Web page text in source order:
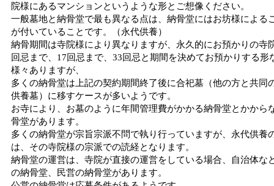
院様にあるマンションというような形とご想像ください。
一般墓地と納骨堂で最も異なる点は、納骨堂にはお坊様による
が付いていることです。（永代供養）
納骨期間は寺院様により異なりますが、永久的にお預かりの寺
回忌まで、17回忌まで、33回忌と期間を決めてお預かりする形
様々ありますが、
多くの納骨堂は上記の契約期間終了後に合祀墓（他の方と共同
供養墓）に移すケースが多いようです。
お寺により、お墓のように年間管理費がかかる納骨堂とかから
骨堂があります。
多くの納骨堂が宗旨宗派不問で執り行っていますが、永代供養
は、その寺院様の宗派での読経となります。
納骨堂の運営は、寺院が直接の運営をしている場合、自治体な
の納骨堂、民営の納骨堂があります。